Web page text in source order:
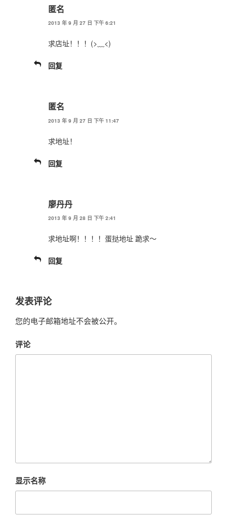
匿名
2013 年 9 月 27 日 下午 6:21
求店址！！！(>﹏<)
回复
匿名
2013 年 9 月 27 日 下午 11:47
求地址！
回复
廖丹丹
2013 年 9 月 28 日 下午 2:41
求地址啊！！！！蛋挞地址 跪求～
回复
发表评论
您的电子邮箱地址不会被公开。
评论
显示名称